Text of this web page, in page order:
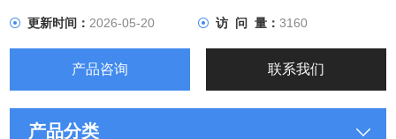
更新时间：2026-05-20 访 问 量： 3160
产品咨询 联系我们
产品分类